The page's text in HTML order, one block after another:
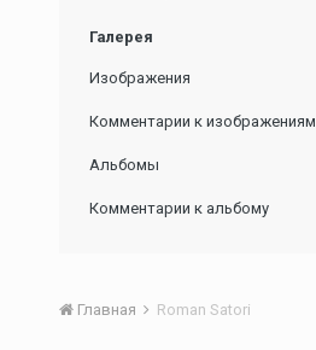
Галерея
Изображения
Комментарии к изображениям
Альбомы
Комментарии к альбому
Главная Roman Satori